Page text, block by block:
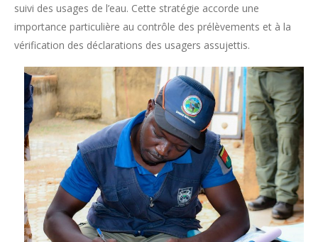
suivi des usages de l’eau. Cette stratégie accorde une
importance particulière au contrôle des prélèvements et à la
vérification des déclarations des usagers assujettis.